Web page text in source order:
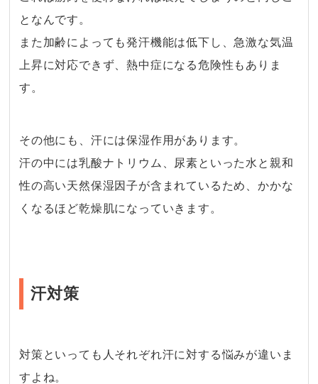
となんです。
また加齢によっても発汗機能は低下し、急激な気温
上昇に対応できず、熱中症になる危険性もありま
す。
その他にも、汗には保湿作用があります。
汗の中には乳酸ナトリウム、尿素といった水と親和
性の高い天然保湿因子が含まれているため、かかな
くなるほど乾燥肌になっていきます。
汗対策
対策といっても人それぞれ汗に対する悩みが違いま
すよね。